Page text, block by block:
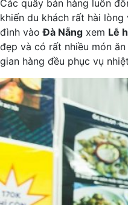
Các quầy bán hàng luôn
khiến du khách rất hài lòng
đình vàoĐà Nẵng xem Lễ
đẹp và có rất nhiều món
gian hàng đều phục vụ